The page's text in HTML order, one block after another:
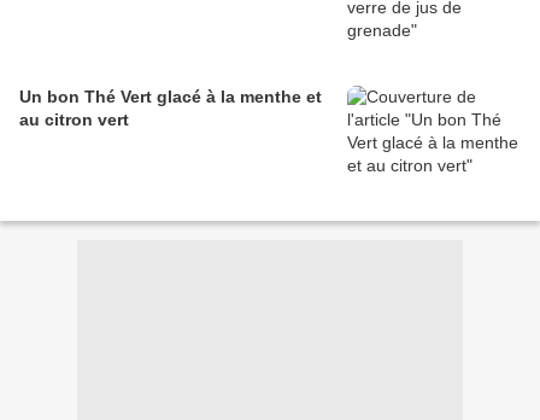
Un bon Thé Vert glacé à la menthe et
au citron vert